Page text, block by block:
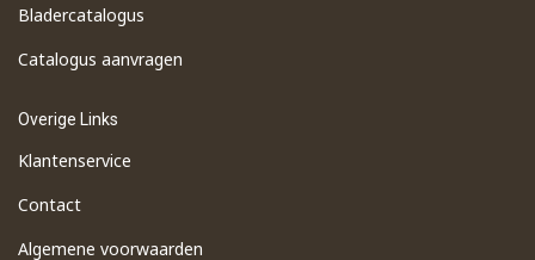
​Bladercatalogus
​Catalogus aanvragen
Overige Links
Klantenservice
Contact
Algemene voorwaarden